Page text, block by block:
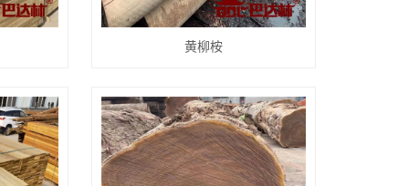
黄柳桉